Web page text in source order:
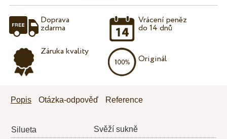
Doprava
zdarma
Záruka kvality
Vrácení peněz
do 14 dnů
Originál
Popis Otázka-odpověď Reference
Silueta
Svěží sukně